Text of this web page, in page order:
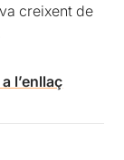
creixent de
l’enllaç